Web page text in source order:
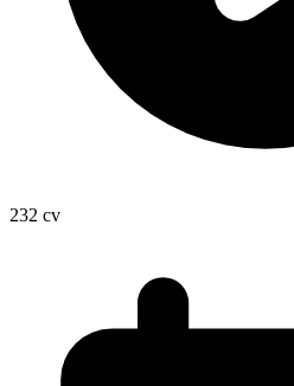
232 cv